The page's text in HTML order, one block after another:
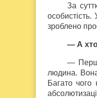
За
зроблено
— А хто
—
людина.
Багато